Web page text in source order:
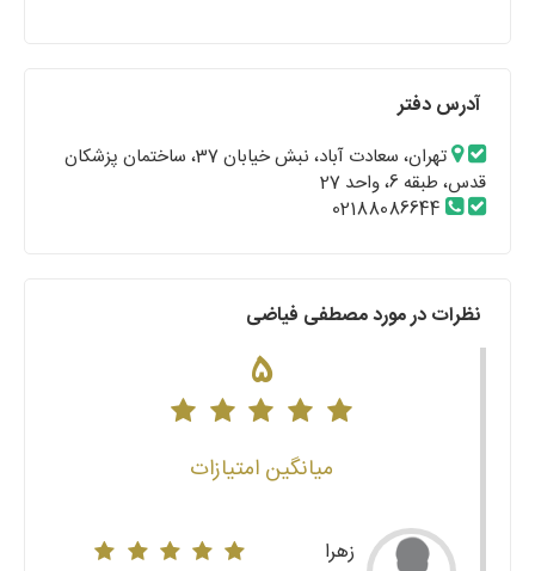
آدرس دفتر
تهران، سعادت آباد، نبش خیابان 37، ساختمان پزشکان
قدس، طبقه 6، واحد 27
02188086644
نظرات در مورد مصطفی فیاضی
5
میانگین امتیازات
زهرا